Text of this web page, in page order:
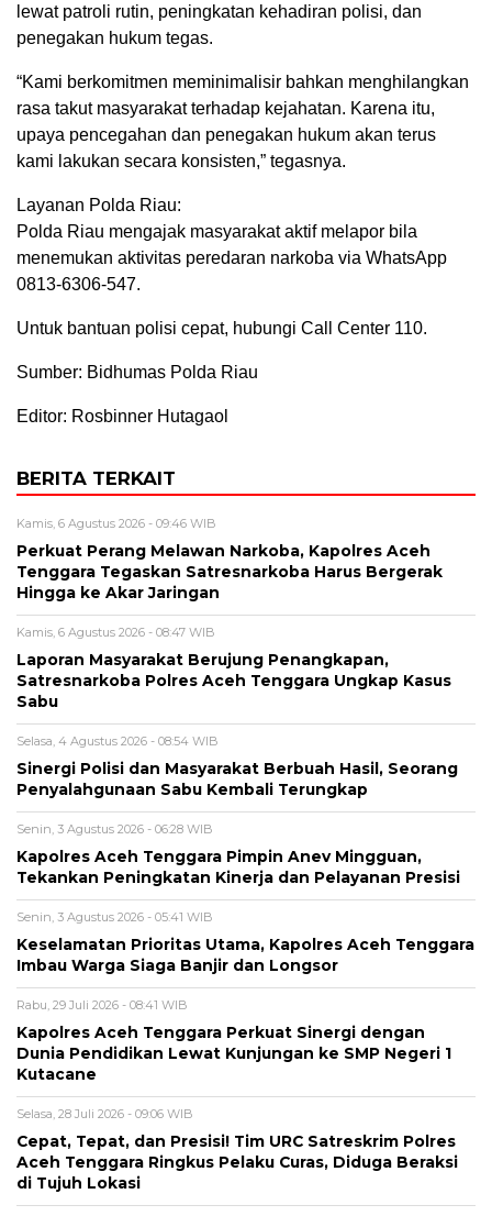
lewat patroli rutin, peningkatan kehadiran polisi, dan
penegakan hukum tegas.
“Kami berkomitmen meminimalisir bahkan menghilangkan
rasa takut masyarakat terhadap kejahatan. Karena itu,
upaya pencegahan dan penegakan hukum akan terus
kami lakukan secara konsisten,” tegasnya.
Layanan Polda Riau:
Polda Riau mengajak masyarakat aktif melapor bila
menemukan aktivitas peredaran narkoba via WhatsApp
0813-6306-547.
Untuk bantuan polisi cepat, hubungi Call Center 110.
Sumber: Bidhumas Polda Riau
Editor: Rosbinner Hutagaol
BERITA TERKAIT
Kamis, 6 Agustus 2026 - 09:46 WIB
Perkuat Perang Melawan Narkoba, Kapolres Aceh
Tenggara Tegaskan Satresnarkoba Harus Bergerak
Hingga ke Akar Jaringan
Kamis, 6 Agustus 2026 - 08:47 WIB
Laporan Masyarakat Berujung Penangkapan,
Satresnarkoba Polres Aceh Tenggara Ungkap Kasus
Sabu
Selasa, 4 Agustus 2026 - 08:54 WIB
Sinergi Polisi dan Masyarakat Berbuah Hasil, Seorang
Penyalahgunaan Sabu Kembali Terungkap
Senin, 3 Agustus 2026 - 06:28 WIB
Kapolres Aceh Tenggara Pimpin Anev Mingguan,
Tekankan Peningkatan Kinerja dan Pelayanan Presisi
Senin, 3 Agustus 2026 - 05:41 WIB
Keselamatan Prioritas Utama, Kapolres Aceh Tenggara
Imbau Warga Siaga Banjir dan Longsor
Rabu, 29 Juli 2026 - 08:41 WIB
Kapolres Aceh Tenggara Perkuat Sinergi dengan
Dunia Pendidikan Lewat Kunjungan ke SMP Negeri 1
Kutacane
Selasa, 28 Juli 2026 - 09:06 WIB
Cepat, Tepat, dan Presisi! Tim URC Satreskrim Polres
Aceh Tenggara Ringkus Pelaku Curas, Diduga Beraksi
di Tujuh Lokasi